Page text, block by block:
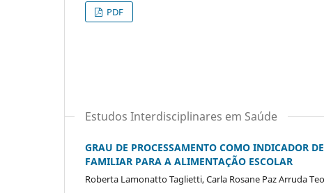
PDF
Estudos Interdisciplinares em Saúde
GRAU DE PROCESSAMENTO COMO INDICADOR
FAMILIAR PARA A ALIMENTAÇÃO ESCOLAR
Roberta Lamonatto Taglietti, Carla Rosane Paz Arruda